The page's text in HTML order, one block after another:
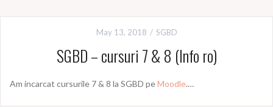
May 13, 2018 SGBD
SGBD – cursuri 7 & 8 (Info ro)
Am incarcat cursurile 7 & 8 la SGBD peMoodle.…